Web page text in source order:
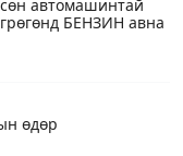
автомашинтай
БЕНЗИН авна
өдөр